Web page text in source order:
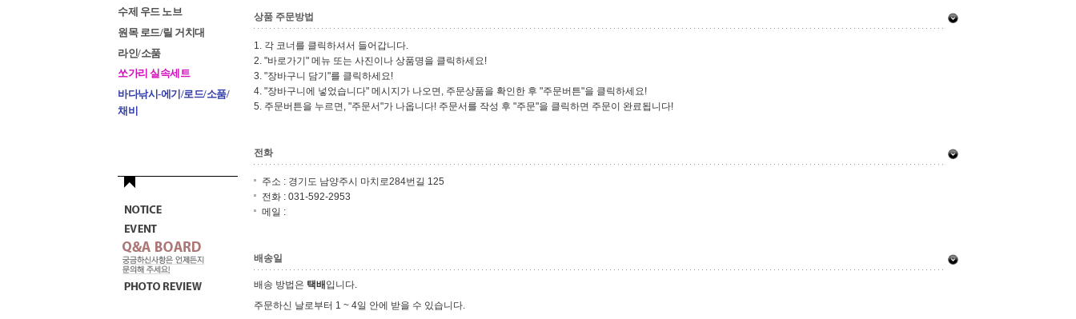
수제 우드 노브
원목 로드/릴 거치대
라인/소품
쏘가리 실속세트
바다낚시-에기/로드/소품/
채비
상품 주문방법
1. 각 코너를 클릭하셔서 들어갑니다.
2. "바로가기" 메뉴 또는 사진이나 상품명을 클릭하세요!
3. "장바구니 담기"를 클릭하세요!
4. "장바구니에 넣었습니다" 메시지가 나오면, 주문상품을 확인한 후 "주문버튼"을 클릭하세요!
5. 주문버튼을 누르면, "주문서"가 나옵니다! 주문서를 작성 후 "주문"을 클릭하면 주문이 완료됩니다!
전화
주소 : 경기도 남양주시 마치로284번길 125
전화 : 031-592-2953
메일 :
배송일
배송 방법은 택배입니다.
주문하신 날로부터 1 ~ 4일 안에 받을 수 있습니다.